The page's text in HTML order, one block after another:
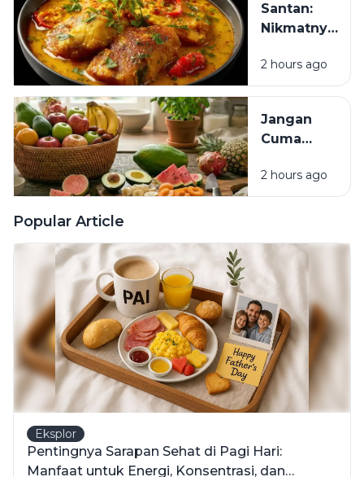
Berdamai
dengan
Santan:
Nikmatnya
Nagih, Tapi
Benarkah
Alarm
untuk
2 hours ago
Jangan
Cuma
Mental,
Usus Juga
6 Buah Ini
Bisa Jadi
Pilihan
2 hours ago
Popular Article
Eksplor
Pentingnya Sarapan Sehat di Pagi Hari:
Manfaat untuk Energi, Konsentrasi, dan